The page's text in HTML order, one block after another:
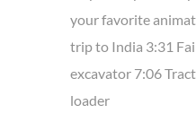
your favorite
trip to India 3:31
excavator 7:06
loader